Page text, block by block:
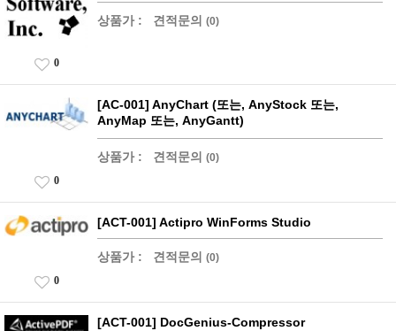
상품가 : 견적문의 (0)
0
[AC-001] AnyChart (또는, AnyStock 또는,
AnyMap 또는, AnyGantt)
상품가 : 견적문의 (0)
0
[ACT-001] Actipro WinForms Studio
상품가 : 견적문의 (0)
0
[ACT-001] DocGenius-Compressor